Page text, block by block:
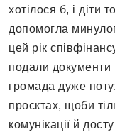
хотілося б, і діти
допомогла
цей рік
подали документи
громада дуже
проєктах, щоби
комунікації й